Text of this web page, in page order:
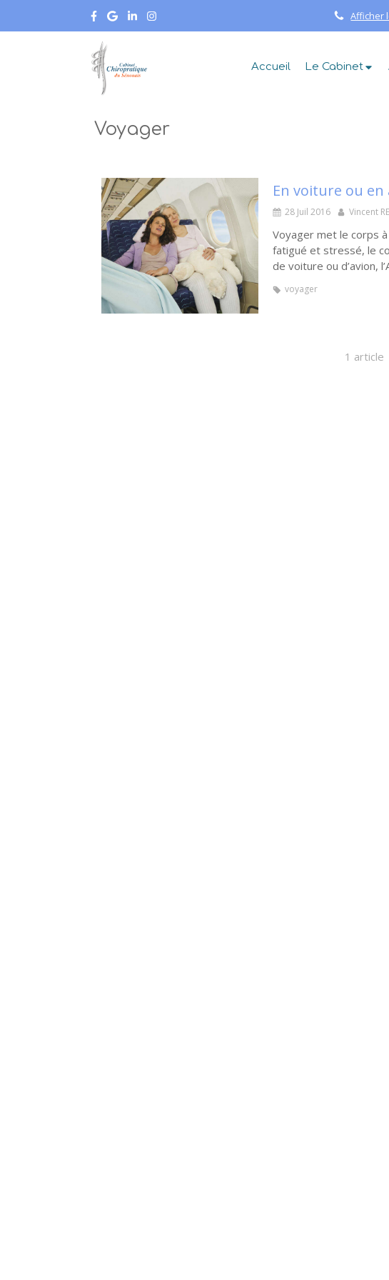
Afficher
Accueil Le Cabinet
Voyager
28 Juil 2016 Vincent
Voyager met le corps
fatigué et stressé, le
de voiture ou d’avion,
voyager
1 article